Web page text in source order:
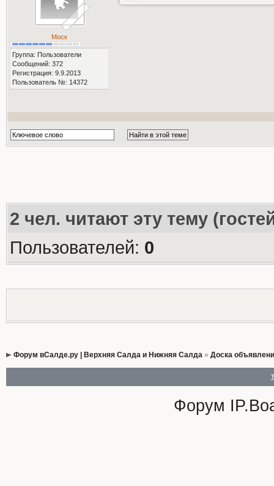
Моск
Группа: Пользователи
Сообщений: 372
Регистрация: 9.9.2013
Пользователь №: 14372
2 чел. читают эту тему
Пользователей: 0
Форум вСалде.ру | Верхняя Салда и Нижняя Салда» Доска
Форум